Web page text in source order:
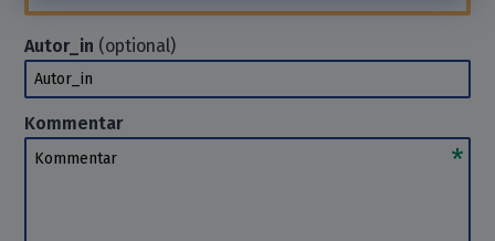
Autor_in (optional)
Autor_in
Kommentar
Kommentar